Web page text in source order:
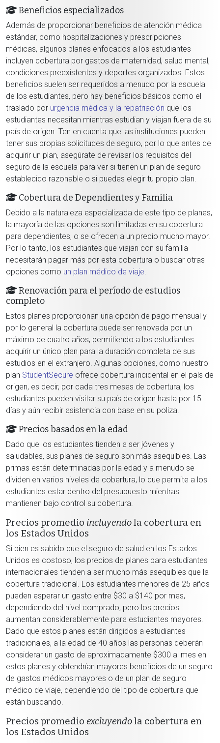
Beneficios especializados
Además de proporcionar beneficios de atención médica
estándar, como hospitalizaciones y prescripciones
médicas, algunos planes enfocados a los estudiantes
incluyen cobertura por gastos de maternidad, salud mental,
condiciones preexistentes y deportes organizados. Estos
beneficios suelen ser requeridos a menudo por la escuela
de los estudiantes, pero hay beneficios básicos como el
traslado por urgencia médica y la repatriación que los
estudiantes necesitan mientras estudian y viajan fuera de su
país de origen. Ten en cuenta que las instituciones pueden
tener sus propias solicitudes de seguro, por lo que antes de
adquirir un plan, asegúrate de revisar los requisitos del
seguro de la escuela para ver si tienen un plan de seguro
establecido razonable o si puedes elegir tu propio plan.
Cobertura de Dependientes y Familia
Debido a la naturaleza especializada de este tipo de planes,
la mayoría de las opciones son limitadas en su cobertura
para dependientes, o se ofrecen a un precio mucho mayor.
Por lo tanto, los estudiantes que viajan con su familia
necesitarán pagar más por esta cobertura o buscar otras
opciones como un plan médico de viaje.
Renovación para el período de estudios
completo
Estos planes proporcionan una opción de pago mensual y
por lo general la cobertura puede ser renovada por un
máximo de cuatro años, permitiendo a los estudiantes
adquirir un único plan para la duración completa de sus
estudios en el extranjero. Algunas opciones, como nuestro
plan StudentSecure ofrece cobertura incidental en el país de
origen, es decir, por cada tres meses de cobertura, los
estudiantes pueden visitar su país de origen hasta por 15
días y aún recibir asistencia con base en su poliza.
Precios basados en la edad
Dado que los estudiantes tienden a ser jóvenes y
saludables, sus planes de seguro son más asequibles. Las
primas están determinadas por la edad y a menudo se
dividen en varios niveles de cobertura, lo que permite a los
estudiantes estar dentro del presupuesto mientras
mantienen bajo control su cobertura.
Precios promedio incluyendola cobertura en
los Estados Unidos
Si bien es sabido que el seguro de salud en los Estados
Unidos es costoso, los precios de planes para estudiantes
internacionales tienden a ser mucho más asequibles que la
cobertura tradicional. Los estudiantes menores de 25 años
pueden esperar un gasto entre $30 a $140 por mes,
dependiendo del nivel comprado, pero los precios
aumentan considerablemente para estudiantes mayores.
Dado que estos planes están dirigidos a estudiantes
tradicionales, a la edad de 40 años las personas deberán
considerar un gasto de aproximadamente $300 al mes en
estos planes y obtendrían mayores beneficios de un seguro
de gastos médicos mayores o de un plan de seguro
médico de viaje, dependiendo del tipo de cobertura que
están buscando.
Precios promedio excluyendola cobertura en
los Estados Unidos